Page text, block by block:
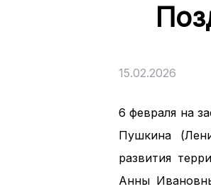
15.02.2026
6 февраля на
Пушкина
развития
Анны